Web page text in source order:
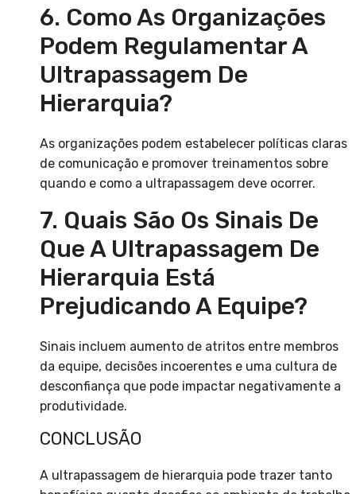
6. Como As Organizações
Podem Regulamentar A
Ultrapassagem De
Hierarquia?
As organizações podem estabelecer políticas claras
de comunicação e promover treinamentos sobre
quando e como a ultrapassagem deve ocorrer.
7. Quais São Os Sinais De
Que A Ultrapassagem De
Hierarquia Está
Prejudicando A Equipe?
Sinais incluem aumento de atritos entre membros
da equipe, decisões incoerentes e uma cultura de
desconfiança que pode impactar negativamente a
produtividade.
CONCLUSÃO
A ultrapassagem de hierarquia pode trazer tanto